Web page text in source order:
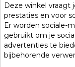
Deze winkel vraagt
prestaties en voor
Er worden sociale-
gebruikt om je
advertenties te
bijbehorende